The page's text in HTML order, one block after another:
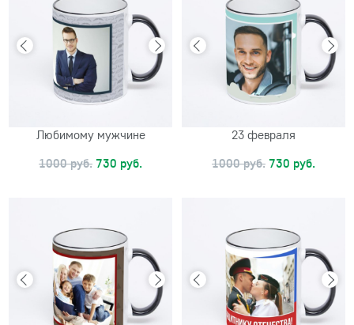
Любимому мужчине
1000 руб. 730 руб.
23 февраля
1000 руб. 730 руб.